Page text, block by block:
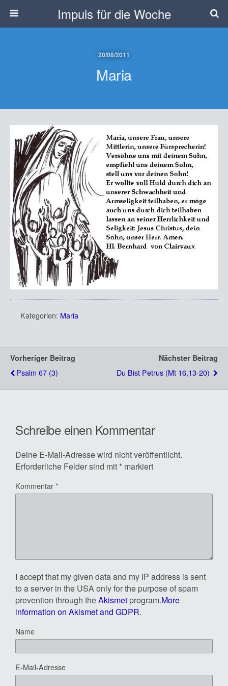
Impuls für die Woche
20/08/2011
Maria
Kategorien: Maria
Vorheriger Beitrag
Psalm 67 (3)
Nächster Beitrag
Du Bist Petrus (Mt 16,13-20)
Schreibe einen Kommentar
Deine E-Mail-Adresse wird nicht veröffentlicht.
Erforderliche Felder sind mit * markiert
Kommentar*
I accept that my given data and my IP address is sent
to a server in the USA only for the purpose of spam
prevention through theAkismet program.More
information on Akismet and GDPR.
Name
E-Mail-Adresse